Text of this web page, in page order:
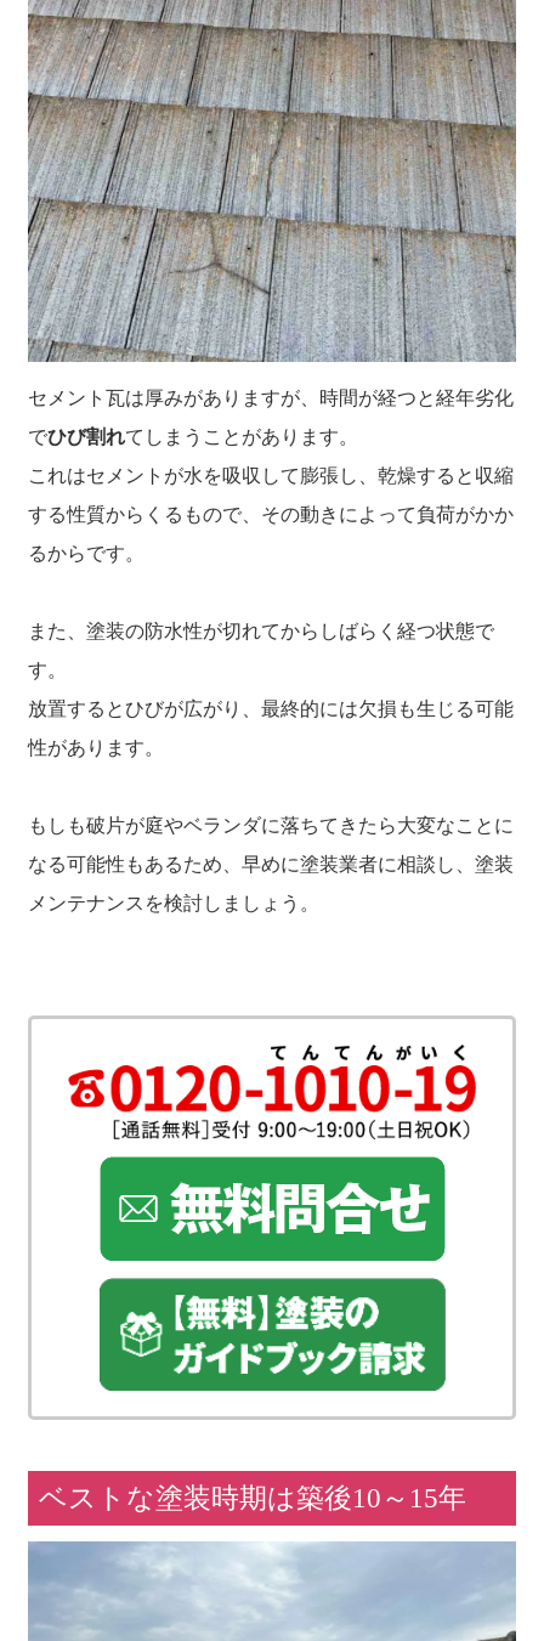
セメント瓦は厚みがありますが、時間が経つと経年劣化
でひび割れてしまうことがあります。
これはセメントが水を吸収して膨張し、乾燥すると収縮
する性質からくるもので、その動きによって負荷がかか
るからです。
また、塗装の防水性が切れてからしばらく経つ状態で
す。
放置するとひびが広がり、最終的には欠損も生じる可能
性があります。
もしも破片が庭やベランダに落ちてきたら大変なことに
なる可能性もあるため、早めに塗装業者に相談し、塗装
メンテナンスを検討しましょう。
ベストな塗装時期は築後10～15年